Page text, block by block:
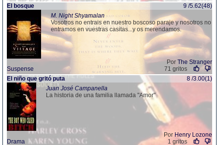
El bosque
9 /5.62(48)
M. Night Shyamalan
Vosotros no entrais en nuestro boscoso paraje y nosotros no
entramos en vuestras casitas...y os merendamos.
Por The Stranger
Suspense
71 gritos
El niño que gritó puta
8 /3.00(1)
Juan José Campanella
La historia de una familia llamada "Amor"
Por Henry Lozone
Drama
1 gritos